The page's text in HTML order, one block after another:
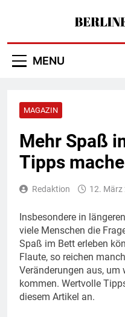
MENU
MAGAZIN
Mehr Spaß
Tipps
Redaktion 12. März
Insbesondere in
viele Menschen die
Spaß im Bett erleben
Flaute, so reichen
Veränderungen aus, um
kommen. Wertvolle
diesem Artikel an.